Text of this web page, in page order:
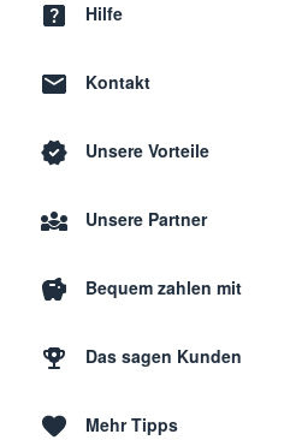
Hilfe
Kontakt
Unsere Vorteile
Unsere Partner
Bequem zahlen mit
Das sagen Kunden
Mehr Tipps